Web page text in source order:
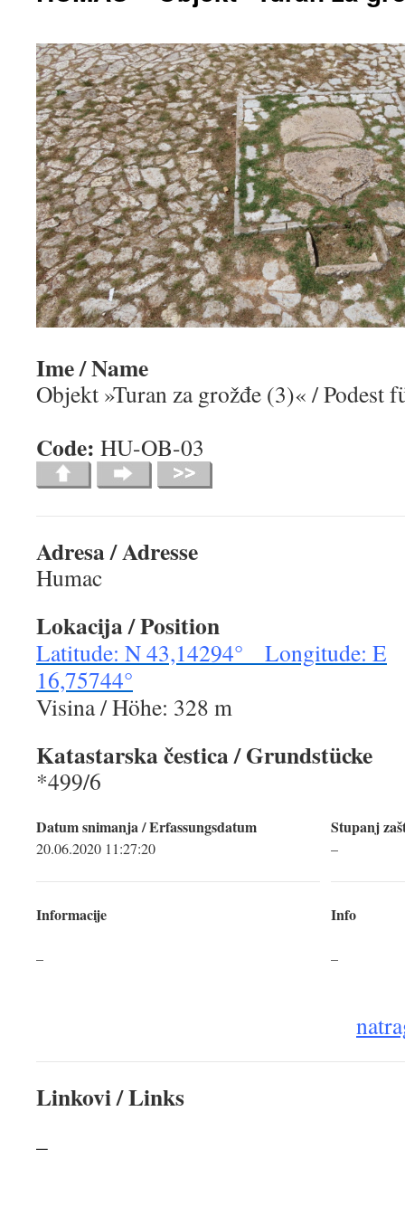
Ime / Name
Objekt »Turan za grožđe (3)« / Podest
Code: HU-OB-
Adresa / Adresse
Humac
Lokacija / Position
Latitude: N 43,14294° Longitude: E
16,75744°
Visina / Höhe: 328 m
Katastarska čestica/ Grundstücke
*499/6
Datum snimanja / Erfassungsdatum
20.06.2020 11:27:20
Informacije
–
Stupanj
–
Info
–
Linkovi / Links
–